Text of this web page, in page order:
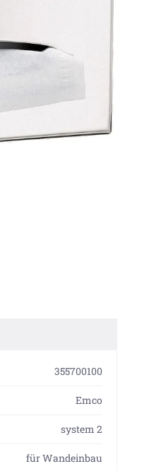
355700100
Emco
system 2
für Wandeinbau